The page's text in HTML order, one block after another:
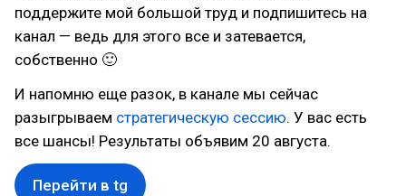
поддержите мой большой труд и подпишитесь на
канал — ведь для этого все и затевается,
собственно 🙂
И напомню еще разок, в канале мы сейчас
разыгрываем стратегическую сессию. У вас есть
все шансы! Результаты объявим 20 августа.
Перейти в tg